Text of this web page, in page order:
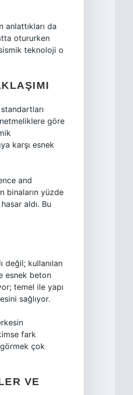
anlattıkları da
otururken
teknoloji o
göre
karşı esnek
and
binaların yüzde
aldı. Bu
değil; kullanılan
esnek beton
temel ile yapı
sağlıyor.
fark
çok
VE